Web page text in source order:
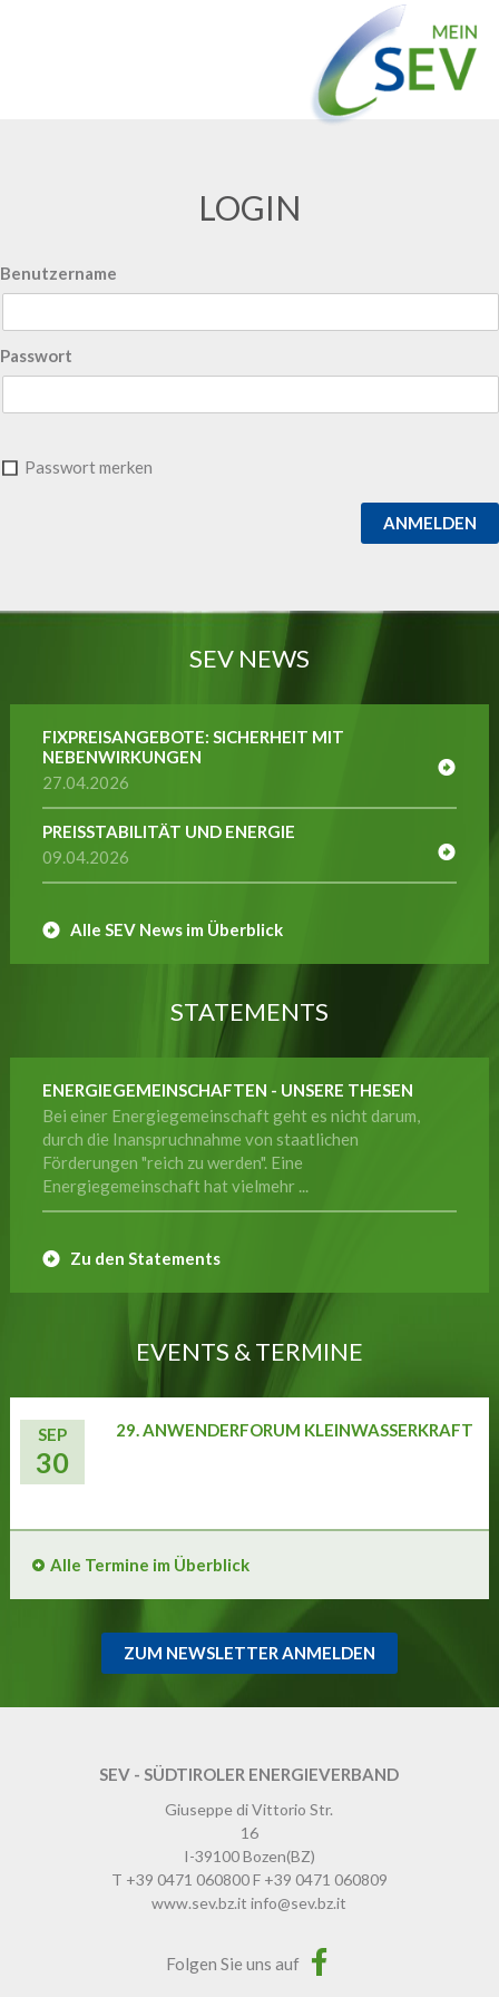
LOGIN
Benutzername
Passwort
Passwort merken
ANMELDEN
SEV NEWS
FIXPREISANGEBOTE: SICHERHEIT MIT
NEBENWIRKUNGEN
27.04.2026
PREISSTABILITÄT UND ENERGIE
09.04.2026
Alle SEV News im Überblick
STATEMENTS
ENERGIEGEMEINSCHAFTEN - UNSERE THESEN
Bei einer Energiegemeinschaft geht es nicht darum,
durch die Inanspruchnahme von staatlichen
Förderungen "reich zu werden". Eine
Energiegemeinschaft hat vielmehr ...
Zu den Statements
EVENTS & TERMINE
SEP
30
29. ANWENDERFORUM KLEINWASSERKRAFT
Alle Termine im Überblick
ZUM NEWSLETTER ANMELDEN
SEV - SÜDTIROLER ENERGIEVERBAND
Giuseppe di Vittorio Str.
16
I-39100Bozen(BZ)
T +39 0471 060800F +39 0471 060809
www.sev.bz.it info@sev.bz.it
Folgen Sie uns auf